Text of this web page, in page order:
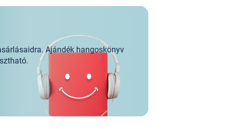
Ajándék hangoskönyv